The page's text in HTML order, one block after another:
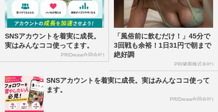
SNSアカウントを着実に成長。
実はみんなココ使ってます。
PR(Dreaw合同会社)
「風俗前に飲むだけ！」45分で
3回戦も余裕！1日31円で朝まで
絶好調
PR(健商株式会社)
SNSアカウントを着実に成長。実はみんなココ使って
ます。
PR(Dreaw合同会社)